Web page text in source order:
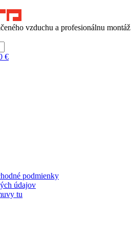
vzduchu a profesionálnu montáž
€
podmienky
údajov
tu